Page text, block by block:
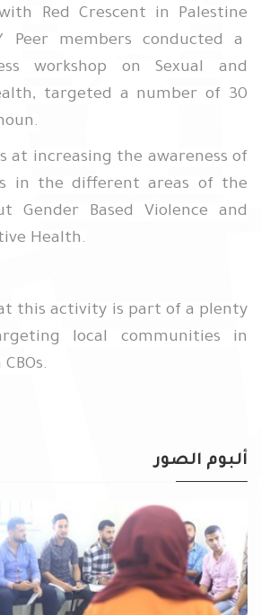
Red Crescent in Palestine
members conducted a
workshop on Sexual and
targeted a number of 30
at increasing the awareness of
in the different areas of the
Gender Based Violence and
Health.
this activity is part of a plenty
local communities in
ألبوم الصور